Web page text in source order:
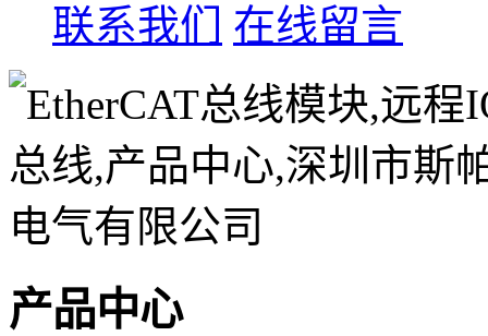
联系我们
在线留言
产品中心